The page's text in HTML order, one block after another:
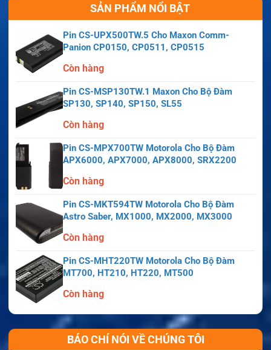
SẢN PHẨM NỔI BẬT
Pin CS-UPX500TW.5 Cho Maxon Comm-
Panion CP0150, CP0511, CP0515
Còn hàng
Pin CS-MSP130TW.1 Maxon Cho Bộ Đàm
SP130, SP140, SP150, SL55
Còn hàng
Pin CS-MPX700TW Motorola Cho Bộ Đàm
APX6000, APX7000, APX8000, SRX2200
Còn hàng
Pin CS-MKT594TW Motorola Cho Bộ Đàm
Astro Saber, MX1000, MX2000, MX3000
Còn hàng
Pin CS-MHT220TW Motorola Cho Bộ Đàm
MT700, HT210, HT220, MT500
Còn hàng
BÁO CHÍ NÓI VỀ CHÚNG TÔI